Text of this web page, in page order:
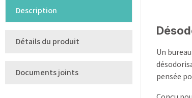
Description
Détails du produit
Documents joints
Un
pensée